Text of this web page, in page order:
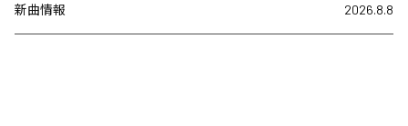
新曲情報 2026.8.8